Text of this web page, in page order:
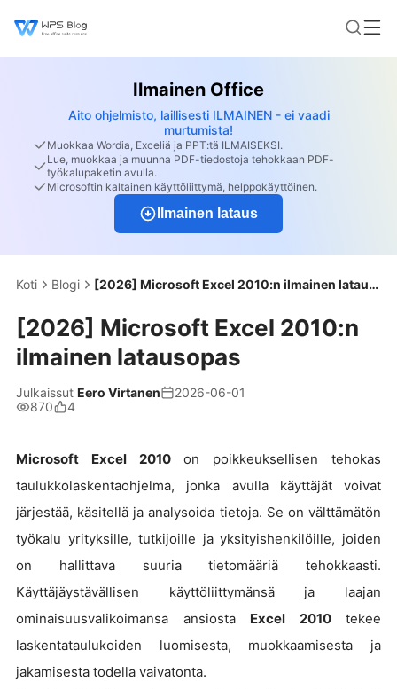
Ilmainen Office
Aito ohjelmisto, laillisesti ILMAINEN - ei vaadi
murtumista!
Muokkaa Wordia, Exceliä ja PPT:tä ILMAISEKSI.
Lue, muokkaa ja muunna PDF-tiedostoja tehokkaan PDF-
työkalupaketin avulla.
Microsoftin kaltainen käyttöliittymä, helppokäyttöinen.
Ilmainen lataus
Koti Blogi [2026] Microsoft Excel 2010:n ilmainen latausopas
[2026] Microsoft Excel 2010:n
ilmainen latausopas
Julkaissut Eero Virtanen
2026-06-01
870
4
Microsoft Excel 2010on poikkeuksellisen tehokas
taulukkolaskentaohjelma, jonka avulla käyttäjät voivat
järjestää, käsitellä ja analysoida tietoja. Se on välttämätön
työkalu yrityksille, tutkijoille ja yksityishenkilöille, joiden
on hallittava suuria tietomääriä tehokkaasti.
Käyttäjäystävällisen käyttöliittymänsä ja laajan
ominaisuusvalikoimansa ansiosta Excel 2010tekee
laskentataulukoiden luomisesta, muokkaamisesta ja
jakamisesta todella vaivatonta.